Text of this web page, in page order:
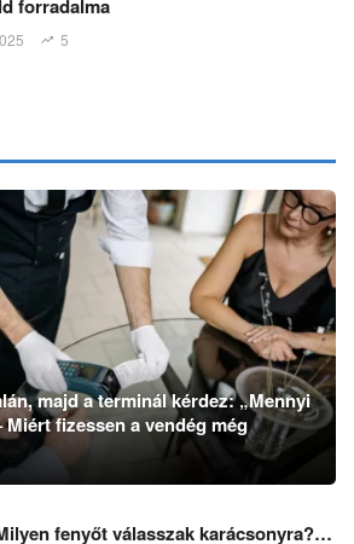
forradalma
5
majd a terminál kérdez: „Mennyi
fizessen a vendég még
fenyőt válasszak karácsonyra?…